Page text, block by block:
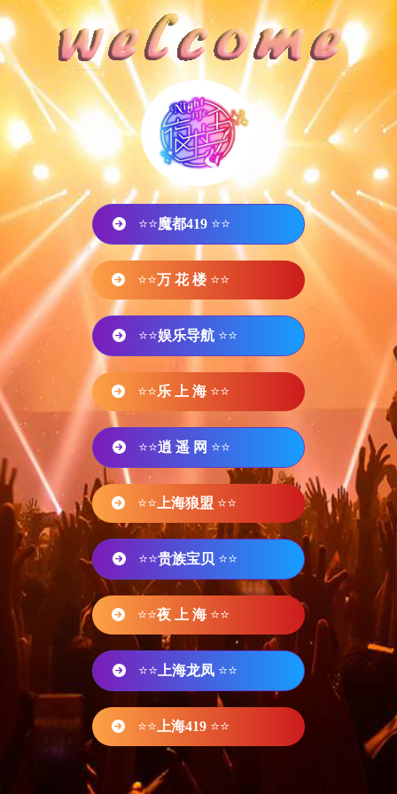
⭐⭐魔都419 ⭐⭐
⭐⭐万 花 楼 ⭐⭐
⭐⭐娱乐导航 ⭐⭐
⭐⭐乐 上 海 ⭐⭐
⭐⭐逍 遥 网 ⭐⭐
⭐⭐ 上海狼盟 ⭐⭐
⭐⭐贵族宝贝 ⭐⭐
⭐⭐夜 上 海 ⭐⭐
⭐⭐ 上海龙凤 ⭐⭐
⭐⭐ 上海419 ⭐⭐